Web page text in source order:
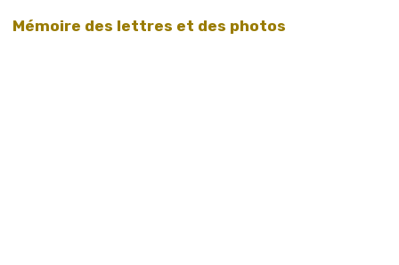
Mémoire des lettres et des photos